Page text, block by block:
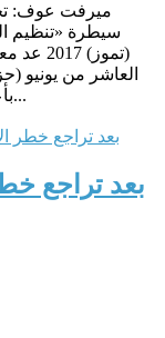
ميرفت عوف:
سيطرة «تنظيم
بأعداد كبيرة لاستئناف الحياة في بيوتهم وممتلكا...
بعد تراجع